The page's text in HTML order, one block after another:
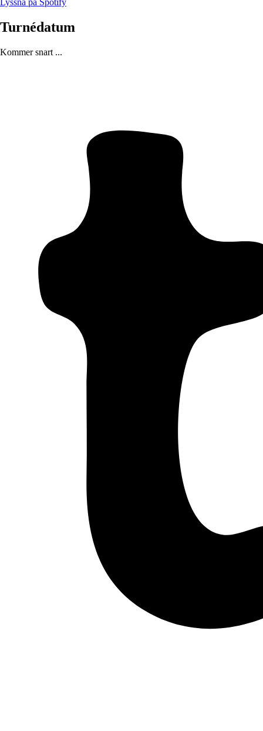
Lyssna på Spotify
Turnédatum
Kommer snart ...